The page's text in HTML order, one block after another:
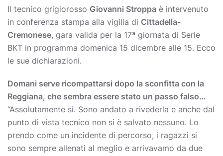
Il tecnico grigiorosso Giovanni Stroppa è intervenuto
in conferenza stampa alla vigilia di Cittadella-
Cremonese, gara valida per la 17ª giornata di Serie
BKT in programma domenica 15 dicembre alle 15. Ecco
le sue dichiarazioni.
Domani serve ricompattarsi dopo la sconfitta con la
Reggiana, che sembra essere stato un passo falso…
“Assolutamente sì. Sono andato a rivederla e anche dal
punto di vista tecnico non si è salvato nessuno. Lo
prendo come un incidente di percorso, i ragazzi si
sono sempre allenati al meglio e arrivavamo da due